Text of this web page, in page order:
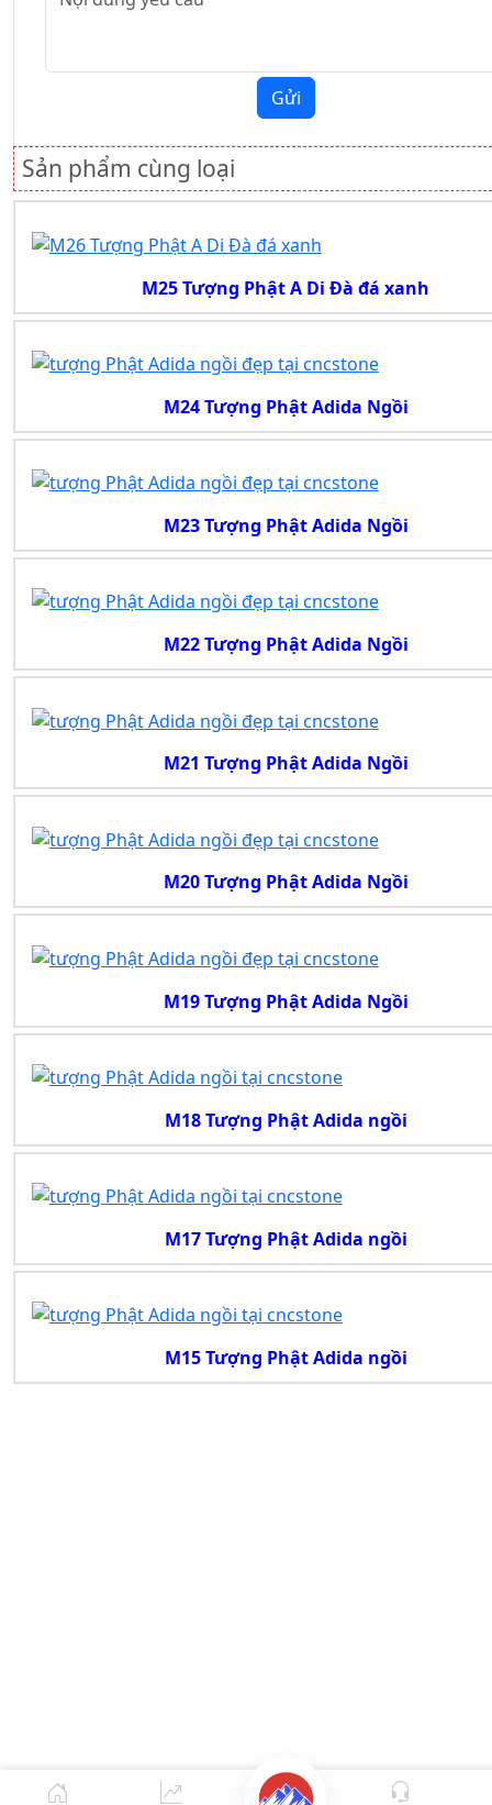
Gửi
Sản phẩm cùng loại
M25 Tượng Phật A Di Đà đá xanh
M24 Tượng Phật Adida Ngồi
M23 Tượng Phật Adida Ngồi
M22 Tượng Phật Adida Ngồi
M21 Tượng Phật Adida Ngồi
M20 Tượng Phật Adida Ngồi
M19 Tượng Phật Adida Ngồi
M18 Tượng Phật Adida ngồi
M17 Tượng Phật Adida ngồi
M15 Tượng Phật Adida ngồi